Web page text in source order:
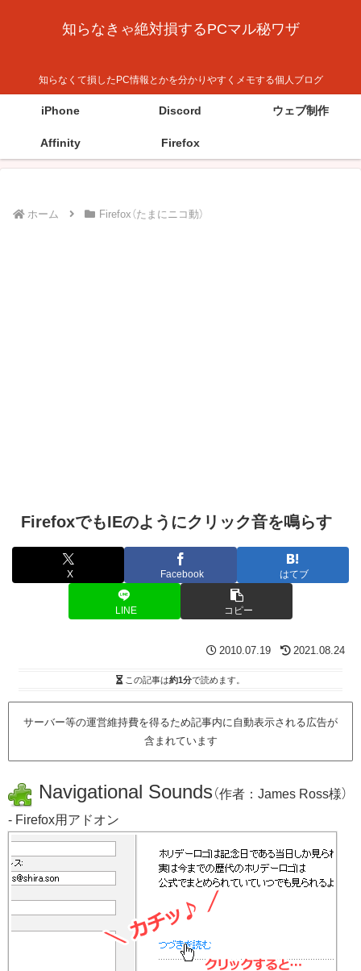
知らなきゃ絶対損するPCマル秘ワザ
知らなくて損したPC情報とかを分かりやすくメモする個人ブログ
iPhone Discord ウェブ制作
Affinity Firefox
ホーム Firefox（たまにニコ動）
FirefoxでもIEのようにクリック音を鳴らす
X Facebook はてブ
LINE コピー
2010.07.19 2021.08.24
この記事は約1分で読めます。
サーバー等の運営維持費を得るため記事内に自動表示される広告が
含まれています
Navigational Sounds （作者：James Ross様）
- Firefox用アドオン